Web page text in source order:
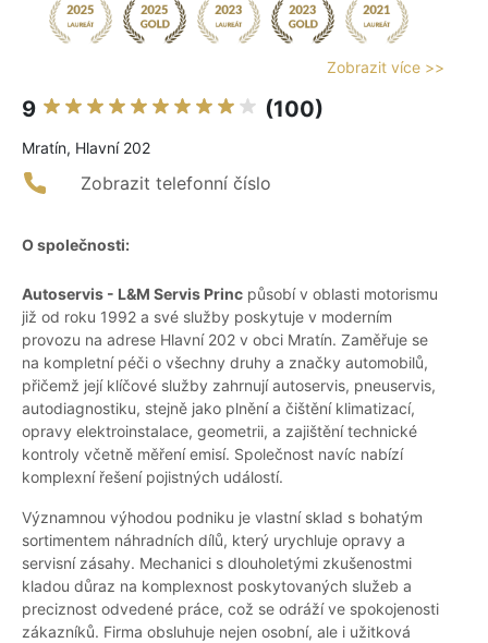
Zobrazit více >>
9 (100)
Mratín, Hlavní 202
Zobrazit telefonní číslo
O společnosti:
Autoservis - L&M Servis Princ působí v oblasti motorismu
již od roku 1992 a své služby poskytuje v moderním
provozu na adrese Hlavní 202 v obci Mratín. Zaměřuje se
na kompletní péči o všechny druhy a značky automobilů,
přičemž její klíčové služby zahrnují autoservis, pneuservis,
autodiagnostiku, stejně jako plnění a čištění klimatizací,
opravy elektroinstalace, geometrii, a zajištění technické
kontroly včetně měření emisí. Společnost navíc nabízí
komplexní řešení pojistných událostí.
Významnou výhodou podniku je vlastní sklad s bohatým
sortimentem náhradních dílů, který urychluje opravy a
servisní zásahy. Mechanici s dlouholetými zkušenostmi
kladou důraz na komplexnost poskytovaných služeb a
preciznost odvedené práce, což se odráží ve spokojenosti
zákazníků. Firma obsluhuje nejen osobní, ale i užitková